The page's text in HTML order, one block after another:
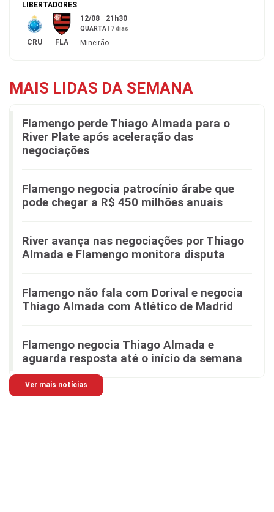
LIBERTADORES
CRU FLA
12/08 21h30
QUARTA 7 dias
Mineirão
MAIS LIDAS DA SEMANA
Flamengo perde Thiago Almada para o
River Plate após aceleração das
negociações
Flamengo negocia patrocínio árabe que
pode chegar a R$ 450 milhões anuais
River avança nas negociações por Thiago
Almada e Flamengo monitora disputa
Flamengo não fala com Dorival e negocia
Thiago Almada com Atlético de Madrid
Flamengo negocia Thiago Almada e
aguarda resposta até o início da semana
Ver mais notícias